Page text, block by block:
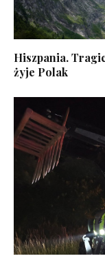
Hiszpania.
żyje Polak